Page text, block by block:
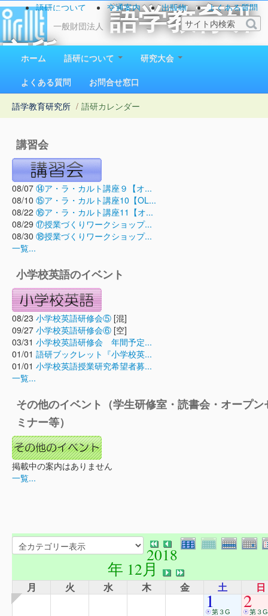
一般財団法人
語学教育研
究所
1923（大正12）年創立
語研について 交通案内 出版物
よくある質問
お問い合わせ
ホーム 語研について
研究大会
よくある質問
お問合せ窓口
語学教育研究所 / 語研カレンダー
講習会
08/07 ⑭ア・ラ・カルト講座９【オ...
08/10 ⑮ア・ラ・カルト講座10【OL...
08/22 ⑯ア・ラ・カルト講座11【オ...
08/29 ⑰授業づくりワークショップ...
08/30 ⑱授業づくりワークショップ...
一覧...
小学校英語のイベント
08/23 小学校英語研修会⑤ [混]
09/27 小学校英語研修会⑥ [空]
03/31 小学校英語研修会 年間予定...
01/01 語研ブックレット『小学校英...
01/01 小学校英語授業研究希望者募...
一覧...
その他のイベント（学生研修室・読書会・オープン
ミナー等）
掲載中の案内はありません
一覧...
2018
年 12月
月 火 水 木 金 土 日
1第３G 2第３G